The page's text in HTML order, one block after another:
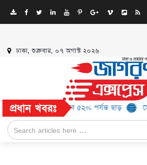
ঢাকা, শুক্রবার, ০৭ অগাস্ট ২০২৬
প্রধান খবরঃ
ব্র্যান্ড, মিলবে ৫২% পর্যন্ত ছাড় সোনালী